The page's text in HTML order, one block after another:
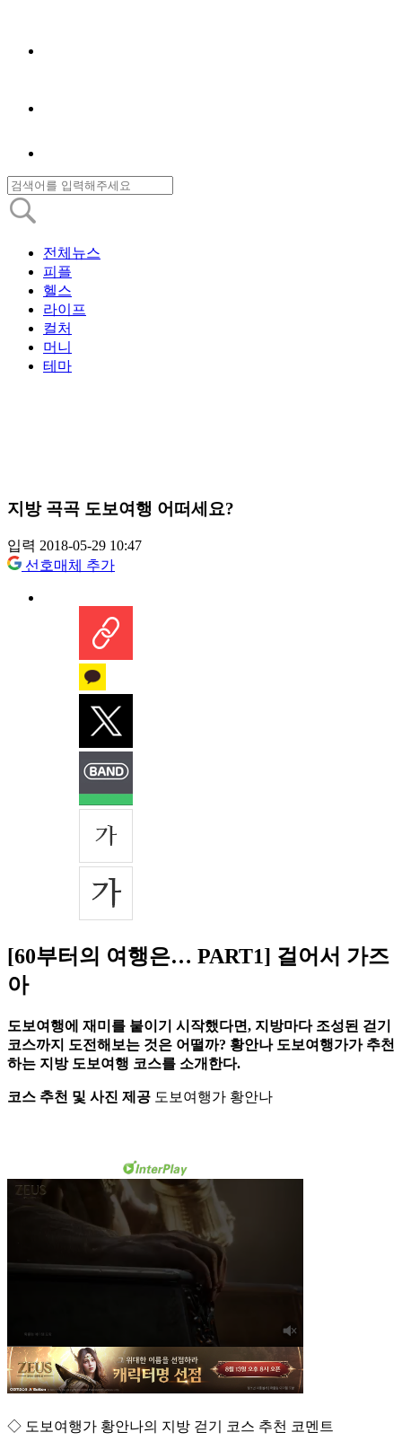
전체뉴스
피플
헬스
라이프
컬처
머니
테마
지방 곡곡 도보여행 어떠세요?
입력 2018-05-29 10:47
선호매체 추가
[60부터의 여행은… PART1] 걸어서 가즈
아
도보여행에 재미를 붙이기 시작했다면, 지방마다 조성된 걷기
코스까지 도전해보는 것은 어떨까? 황안나 도보여행가가 추천
하는 지방 도보여행 코스를 소개한다.
코스 추천 및 사진 제공 도보여행가 황안나
◇ 도보여행가 황안나의 지방 걷기 코스 추천 코멘트